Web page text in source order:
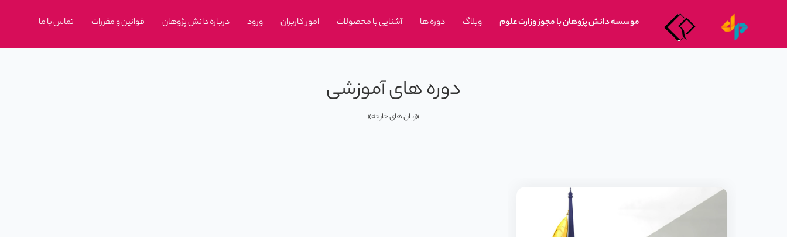
موسسه دانش پژوهان با مجوز وزارت علوم وبلاگ دوره ها آشنایی با محصولات امور کاربران ورود درباره دانش پژوهان قوانین و مقررات تماس با ما
دوره های آموزشی
«زبان های خارجه»